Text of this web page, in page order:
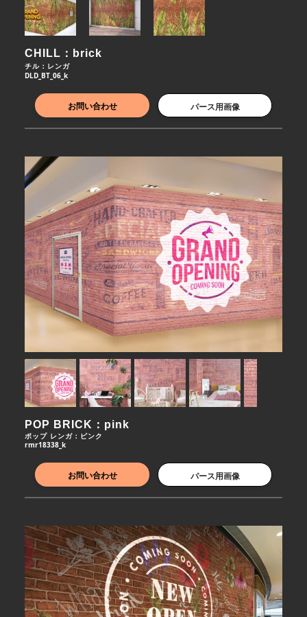
CHILL：brick
チル：レンガ
DLD_BT_06_k
お問い合わせ パース用画像
POP BRICK：pink
ポップ レンガ：ピンク
rmr18338_k
お問い合わせ パース用画像